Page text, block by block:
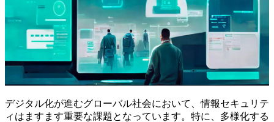
デジタル化が進むグローバル社会において、情報セキュリテ
ィはますます重要な課題となっています。特に、多様化する